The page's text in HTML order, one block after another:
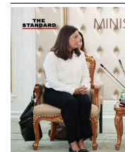
สำหรับประเทศเศรษฐ
สหรัฐอเมริกา จ
ลงเหลือ 1.8% ใ
ประเทศกลุ่มยุโร
เป็น 1.2% ในปี
จีนจะเติบโต
ในปี 2027